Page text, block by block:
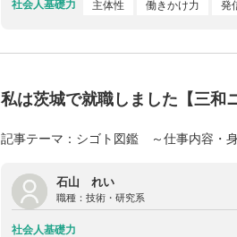
社会人基礎力 主体性 働きかけ力 発
私は茨城で就職しました【三和
記事テーマ：シゴト図鑑 ～仕事内容・
石山 れい
職種： 技術・研究系
社会人基礎力